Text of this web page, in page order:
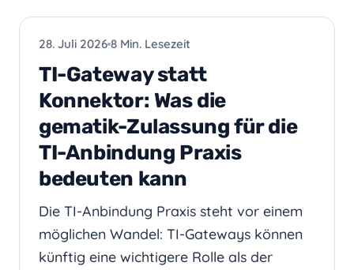
PRAXIS-IT
28. Juli 2026 8 Min. Lesezeit
TI-Gateway statt
Konnektor: Was die
gematik-Zulassung für die
TI-Anbindung Praxis
bedeuten kann
Die TI-Anbindung Praxis steht vor einem
möglichen Wandel: TI-Gateways können
künftig eine wichtigere Rolle als der